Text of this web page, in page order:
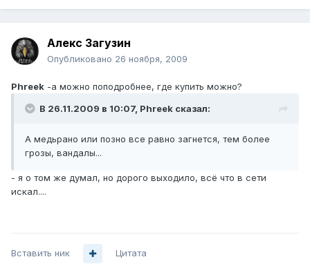
Алекс Загузин
Опубликовано 26 ноября, 2009
Phreek -а можно поподробнее, где купить можно?
В 26.11.2009 в 10:07, Phreek сказал:
А медьрано или позно все равно загнется, тем более
грозы, вандалы...
- я о том же думал, но дорого выходило, всё что в сети
искал....
Вставить ник Цитата